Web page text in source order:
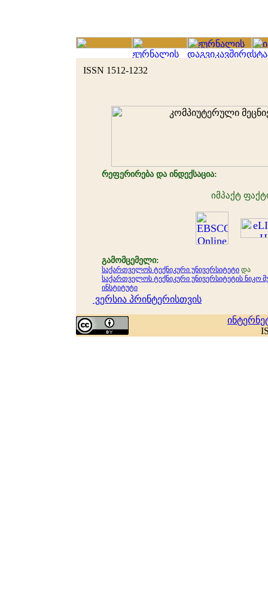
ISSN 1512-1232
რეფერირება და ინდექსაცია:
იმპაქტ
გამომცემელი:
საქართველოს ტექნიკური უნივერსიტეტი და
საქართველოს ტექნიკური უნივერსიტეტის
ინსტიტუტი
ვერსია პრინტერისთვის